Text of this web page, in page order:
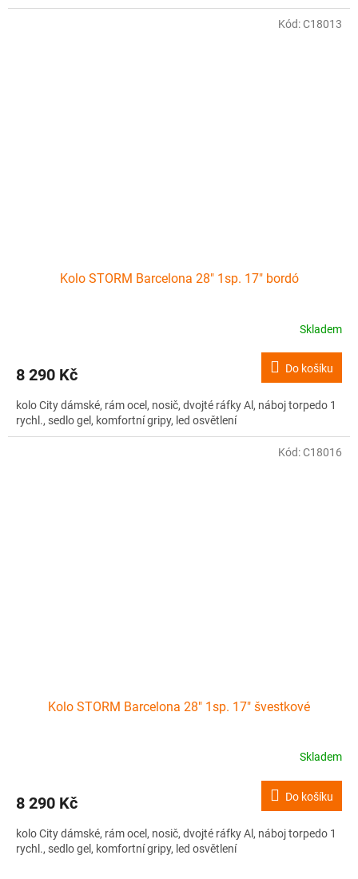
Kolo STORM Barcelona 28" 1sp. 17" bordó
Skladem
8 290 Kč Do košíku
kolo City dámské, rám ocel, nosič, dvojté ráfky Al, náboj torpedo 1
rychl., sedlo gel, komfortní gripy, led osvětlení
Kód:C18013
Kolo STORM Barcelona 28" 1sp. 17" švestkové
Skladem
8 290 Kč Do košíku
kolo City dámské, rám ocel, nosič, dvojté ráfky Al, náboj torpedo 1
rychl., sedlo gel, komfortní gripy, led osvětlení
Kód:C18016